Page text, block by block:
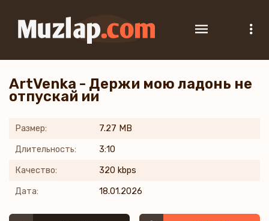
ArtVenka - Держи мою ладонь не
отпускай ии
Размер: 7.27 MB
Длительность: 3:10
Качество: 320 kbps
Дата: 18.01.2026